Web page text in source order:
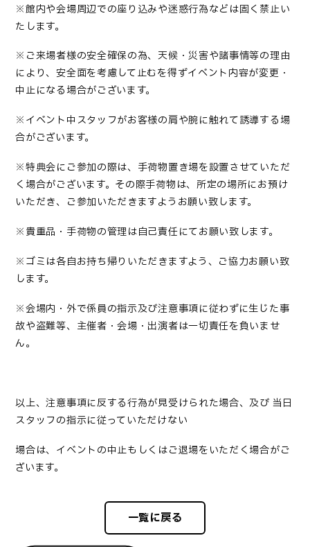
※館内や会場周辺での座り込みや迷惑行為などは固く禁止い
たします。
※ご来場者様の安全確保の為、天候・災害や諸事情等の理由
により、安全面を考慮して止むを得ずイベント内容が変更・
中止になる場合がございます。
※イベント中スタッフがお客様の肩や腕に触れて誘導する場
合がございます。
※特典会にご参加の際は、手荷物置き場を設置させていただ
く場合がございます。その際手荷物は、所定の場所にお預け
いただき、ご参加いただきますようお願い致します。
※貴重品・手荷物の管理は自己責任にてお願い致します。
※ゴミは各自お持ち帰りいただきますよう、ご協力お願い致
します。
※会場内・外で係員の指示及び注意事項に従わずに生じた事
故や盗難等、主催者・会場・出演者は一切責任を負いませ
ん。
以上、注意事項に反する行為が見受けられた場合、及び 当日
スタッフの指示に従っていただけない
場合は、イベントの中止もしくはご退場をいただく場合がご
ざいます。
一覧に戻る